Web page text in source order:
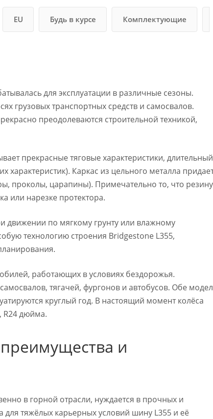
EU Будь в курсе Комплектующие
для эксплуатации в различные сезоны.
грузовых транспортных средств и самосвалов.
преодолеваются строительной техникой,
прекрасные тяговые характеристики, длительный
Каркас из цельного металла
проколы, царапины). Примечательно то, что резину
или нарезке протектора.
движении по мягкому грунту или влажному
технологию строения Bridgestone L355,
работающих в условиях бездорожья.
тягачей, фургонов и автобусов. Обе
круглый год. В настоящий момент колёса
R24 дюйма.
и
в горной отрасли, нуждается в прочных и
тяжёлых карьерных условий шину L355 и её